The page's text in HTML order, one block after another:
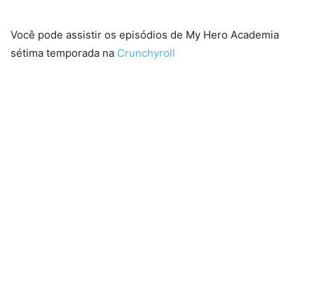
Você pode assistir os episódios de My Hero Academia
sétima temporada na Crunchyroll